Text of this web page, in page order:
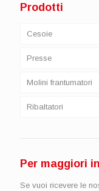
Prodotti
Cesoie
Presse
Molini frantumatori
Ribaltatori
Per maggiori
Se vuoi ricevere le